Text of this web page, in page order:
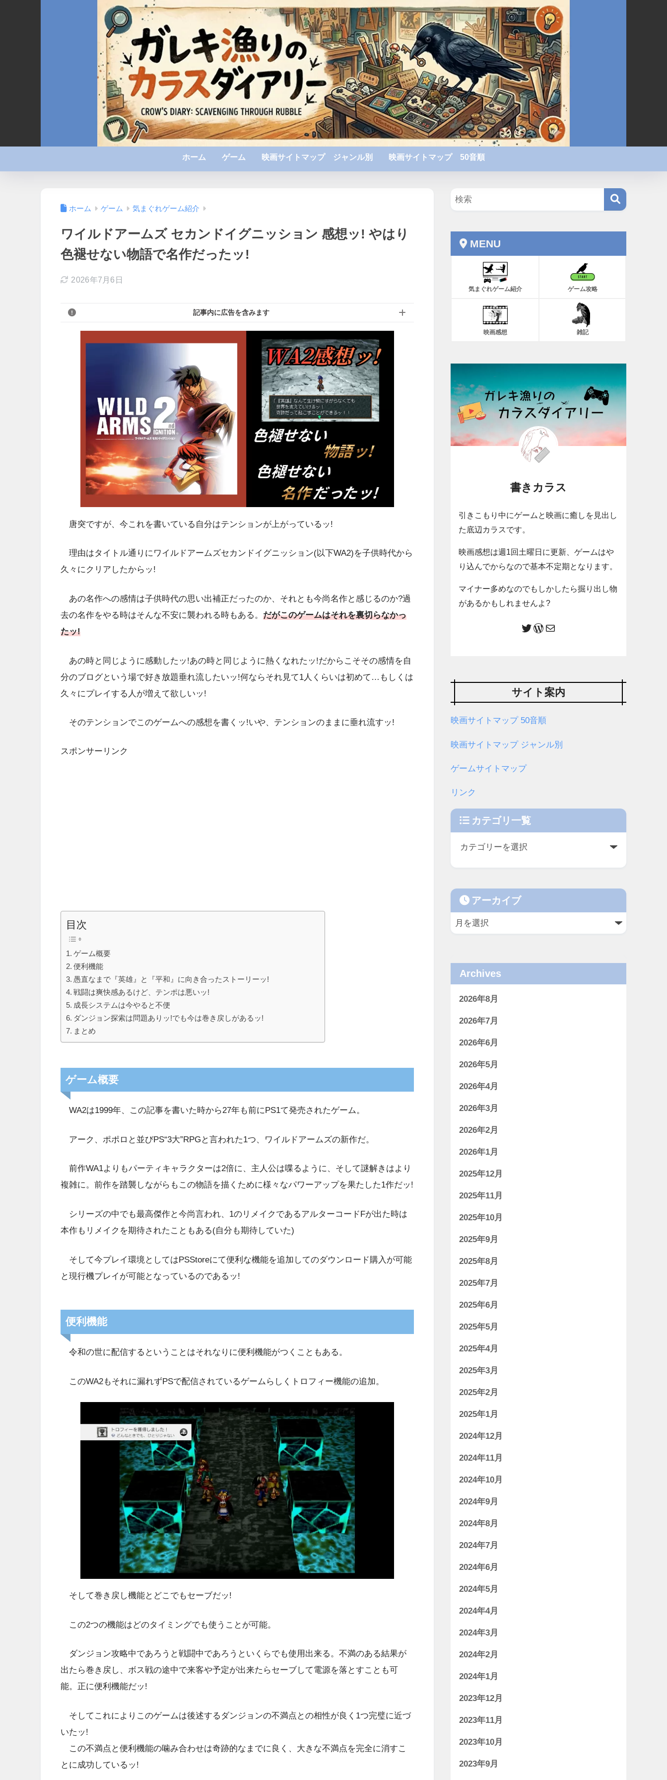
ホーム ゲーム 映画サイトマップ ジャンル別 映画サイトマップ 50音順
ホーム ゲーム 気まぐれゲーム紹介
ワイルドアームズ セカンドイグニッション 感想ッ! やはり
色褪せない物語で名作だったッ!
2026年7月6日
記事内に広告を含みます
唐突ですが、今これを書いている自分はテンションが上がっているッ!
理由はタイトル通りにワイルドアームズセカンドイグニッション(以下WA2)を子供時代から
久々にクリアしたからッ!
あの名作への感情は子供時代の思い出補正だったのか、それとも今尚名作と感じるのか?過
去の名作をやる時はそんな不安に襲われる時もある。 だがこのゲームはそれを裏切らなかっ
たッ!
あの時と同じように感動したッ!あの時と同じように熱くなれたッ!だからこそその感情を自
分のブログという場で好き放題垂れ流したいッ!何ならそれ見て1人くらいは初めて…もしくは
久々にプレイする人が増えて欲しいッ!
そのテンションでこのゲームへの感想を書くッ!いや、テンションのままに垂れ流すッ!
スポンサーリンク
目次
ゲーム概要
便利機能
愚直なまで『英雄』と『平和』に向き合ったストーリーッ!
戦闘は爽快感あるけど、テンポは悪いッ!
成長システムは今やると不便
ダンジョン探索は問題ありッ!でも今は巻き戻しがあるッ!
まとめ
ゲーム概要
WA2は1999年、この記事を書いた時から27年も前にPS1て発売されたゲーム。
アーク、ポポロと並びPS“3大”RPGと言われた1つ、ワイルドアームズの新作だ。
前作WA1よりもパーティキャラクターは2倍に、主人公は喋るように、そして謎解きはより
複雑に。前作を踏襲しながらもこの物語を描くために様々なパワーアップを果たした1作だッ!
シリーズの中でも最高傑作と今尚言われ、1のリメイクであるアルターコードFが出た時は
本作もリメイクを期待されたこともある(自分も期待していた)
そして今プレイ環境としてはPSStoreにて便利な機能を追加してのダウンロード購入が可能
と現行機プレイが可能となっているのであるッ!
便利機能
令和の世に配信するということはそれなりに便利機能がつくこともある。
このWA2もそれに漏れずPSで配信されているゲームらしくトロフィー機能の追加。
そして巻き戻し機能とどこでもセーブだッ!
この2つの機能はどのタイミングでも使うことが可能。
ダンジョン攻略中であろうと戦闘中であろうといくらでも使用出来る。不満のある結果が
出たら巻き戻し、ボス戦の途中で来客や予定が出来たらセーブして電源を落とすことも可
能。正に便利機能だッ!
そしてこれによりこのゲームは後述するダンジョンの不満点との相性が良く1つ完璧に近づ
いたッ!
この不満点と便利機能の噛み合わせは奇跡的なまでに良く、大きな不満点を完全に消すこ
とに成功しているッ!
MENU
気まぐれゲーム紹介 ゲーム攻略
映画感想 雑記
書きカラス
引きこもり中にゲームと映画に癒しを見出し
た底辺カラスです。
映画感想は週1回土曜日に更新、ゲームはや
り込んでからなので基本不定期となります。
マイナー多めなのでもしかしたら掘り出し物
があるかもしれませんよ?
サイト案内
映画サイトマップ 50音順
映画サイトマップ ジャンル別
ゲームサイトマップ
リンク
カテゴリ一覧
アーカイブ
Archives
2026年8月
2026年7月
2026年6月
2026年5月
2026年4月
2026年3月
2026年2月
2026年1月
2025年12月
2025年11月
2025年10月
2025年9月
2025年8月
2025年7月
2025年6月
2025年5月
2025年4月
2025年3月
2025年2月
2025年1月
2024年12月
2024年11月
2024年10月
2024年9月
2024年8月
2024年7月
2024年6月
2024年5月
2024年4月
2024年3月
2024年2月
2024年1月
2023年12月
2023年11月
2023年10月
2023年9月